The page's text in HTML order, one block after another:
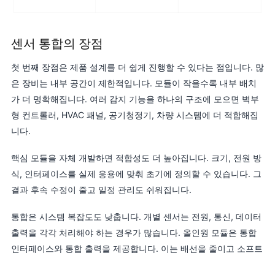
센서 통합의 장점
첫 번째 장점은 제품 설계를 더 쉽게 진행할 수 있다는 점입니다. 많
은 장비는 내부 공간이 제한적입니다. 모듈이 작을수록 내부 배치
가 더 명확해집니다. 여러 감지 기능을 하나의 구조에 모으면 벽부
형 컨트롤러, HVAC 패널, 공기청정기, 차량 시스템에 더 적합해집
니다.
핵심 모듈을 자체 개발하면 적합성도 더 높아집니다. 크기, 전원 방
식, 인터페이스를 실제 응용에 맞춰 초기에 정의할 수 있습니다. 그
결과 후속 수정이 줄고 일정 관리도 쉬워집니다.
통합은 시스템 복잡도도 낮춥니다. 개별 센서는 전원, 통신, 데이터
출력을 각각 처리해야 하는 경우가 많습니다. 올인원 모듈은 통합
인터페이스와 통합 출력을 제공합니다. 이는 배선을 줄이고 소프트